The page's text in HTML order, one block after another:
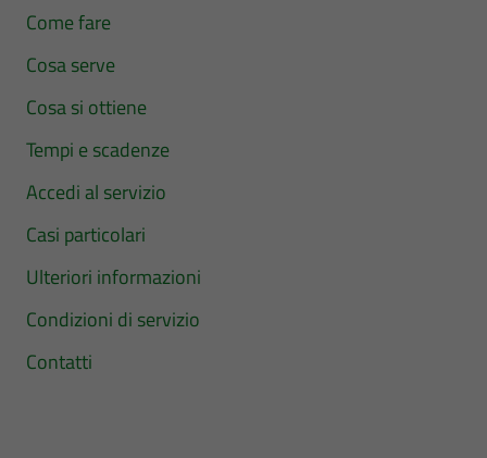
Come fare
Cosa serve
Cosa si ottiene
Tempi e scadenze
Accedi al servizio
Casi particolari
Ulteriori informazioni
Condizioni di servizio
Contatti